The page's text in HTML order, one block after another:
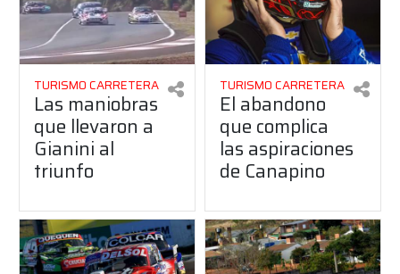
TURISMO CARRETERA
Las maniobras
que llevaron a
Gianini al
triunfo
TURISMO CARRETERA
El abandono
que complica
las aspiraciones
de Canapino